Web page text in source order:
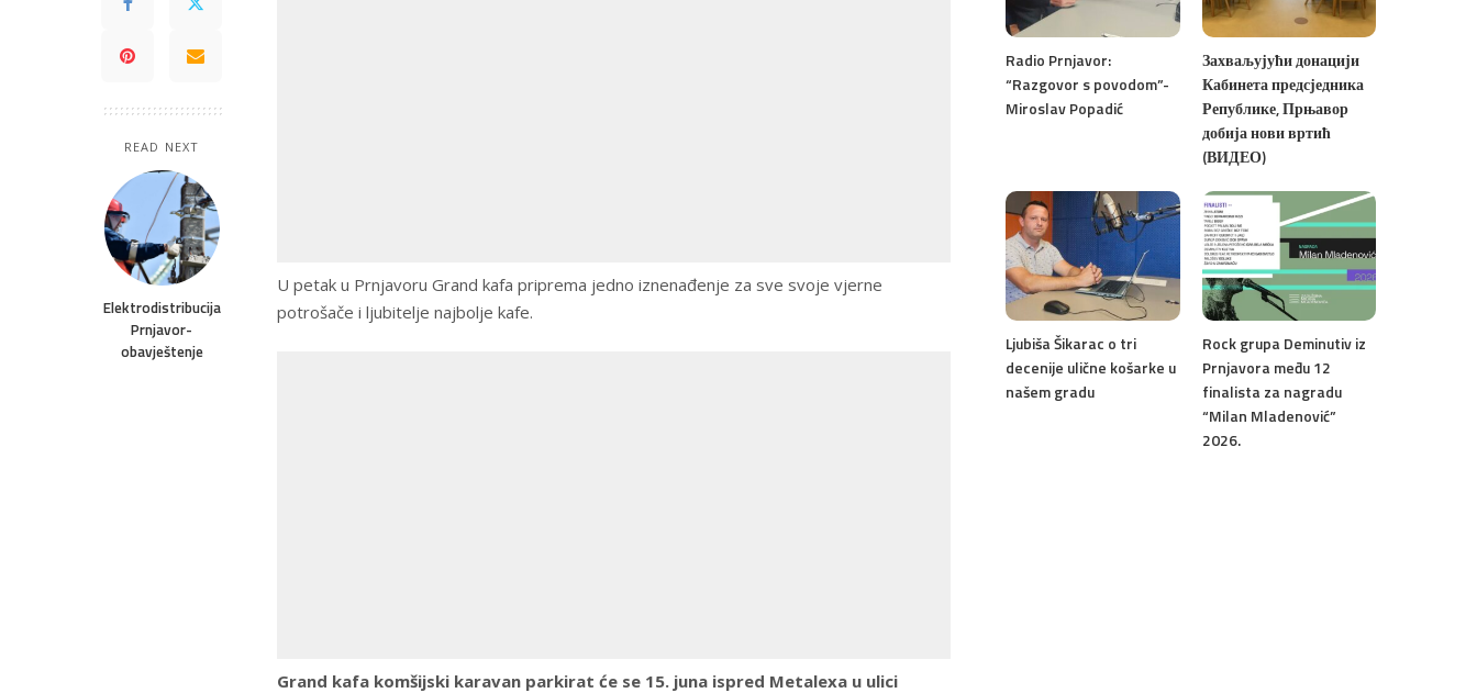
READ NEXT
Elektrodistribucija
Prnjavor-
obavještenje
U petak u Prnjavoru Grand kafa priprema jedno iznenađenje za sve svoje vjerne
potrošače i ljubitelje najbolje kafe.
Grand kafa komšijski karavan parkirat će se 15. juna ispred Metalexa u ulici
Radio Prnjavor:
“Razgovor s povodom”-
Miroslav Popadić
Захваљујући донацији
Кабинета предсједника
Републике, Прњавор
добија нови вртић
(ВИДЕО)
Ljubiša Šikarac o tri
decenije ulične košarke u
našem gradu
Rock grupa Deminutiv iz
Prnjavora među 12
finalista za nagradu
“Milan Mladenović”
2026.